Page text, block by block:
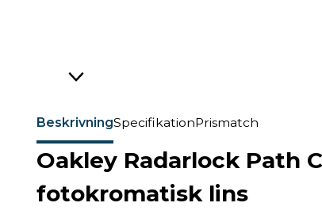
BeskrivningSpecifikationPrismatch
Oakley Radarlock Path
fotokromatisk lins